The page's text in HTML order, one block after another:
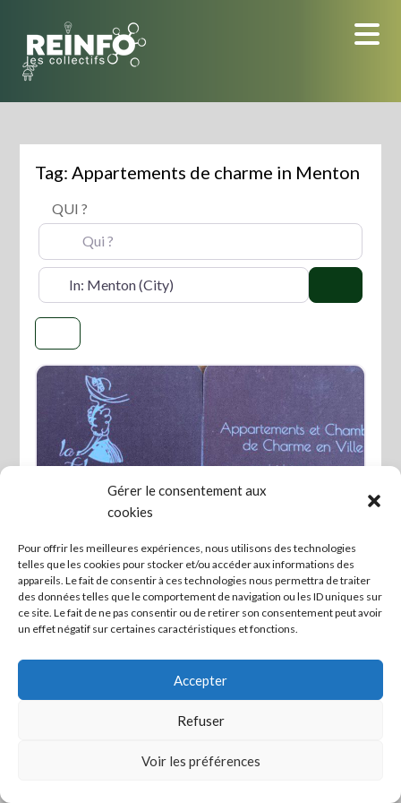
Gérer le consentement aux
cookies
Pour offrir les meilleures expériences, nous utilisons des technologies
telles que les cookies pour stocker et/ou accéder aux informations des
appareils. Le fait de consentir à ces technologies nous permettra de traiter
des données telles que le comportement de navigation ou les ID uniques sur
ce site. Le fait de ne pas consentir ou de retirer son consentement peut avoir
un effet négatif sur certaines caractéristiques et fonctions.
Accepter
Refuser
Voir les préférences
content
Tag: Appartements de charme in Menton
QUI ?
OÙ ?
La Fabrique à Poupées – Chambres de
charme
Mettre en lien ceux qui veulent agir ! -